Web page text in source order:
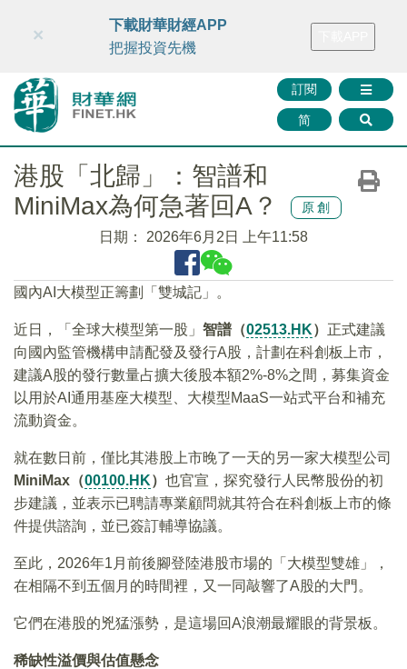
財華智庫網 FINTV FINMETA 財華證券 媒體矩陣
訂閱
简
×
下載財華財經APP
把握投資先機
港股「北歸」：智譜和
MiniMax為何急著回A？
原創
日期： 2026年6月2日 上午11:58
國內AI大模型正籌劃「雙城記」。
近日，「全球大模型第一股」 智譜（02513.HK） 正式建議
向國內監管機構申請配發及發行A股，計劃在科創板上市，
建議A股的發行數量占擴大後股本額2%-8%之間，募集資金
以用於AI通用基座大模型、大模型MaaS一站式平台和補充
流動資金。
就在數日前，僅比其港股上市晚了一天的另一家大模型公司
MiniMax（00100.HK） 也官宣，探究發行人民幣股份的初
步建議，並表示已聘請專業顧問就其符合在科創板上市的條
件提供諮詢，並已簽訂輔導協議。
至此，2026年1月前後腳登陸港股市場的「大模型雙雄」，
在相隔不到五個月的時間裡，又一同敲響了A股的大門。
它們在港股的兇猛漲勢，是這場回A浪潮最耀眼的背景板。
稀缺性溢價與估值懸念